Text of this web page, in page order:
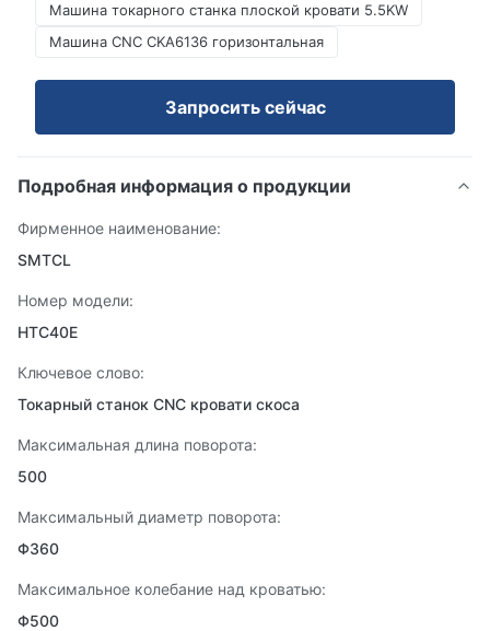
Машина токарного станка плоской кровати 5.5KW
Машина CNC CKA6136 горизонтальная
Запросить сейчас
Подробная информация о продукции
Фирменное наименование:
SMTCL
Номер модели:
HTC40E
Ключевое слово:
Токарный станок CNC кровати скоса
Максимальная длина поворота:
500
Максимальный диаметр поворота:
Φ360
Максимальное колебание над кроватью:
Φ500